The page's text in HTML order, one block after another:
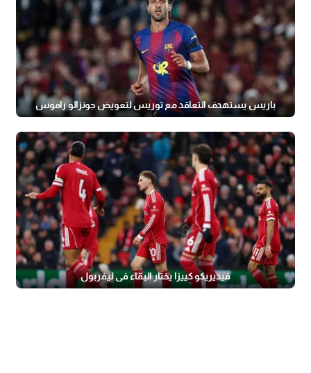
باريس يستهدف التعاقد مع توريس لتعويض جونزالو راموس
فيديريكو كييزا يختار البقاء في ليفربول